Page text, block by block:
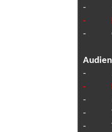
-
-
-
-
-
-
-
-